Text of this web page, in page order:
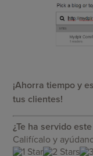
¡Ahorra tiempo y
tus clientes!
¿Te ha servido
Califícalo y